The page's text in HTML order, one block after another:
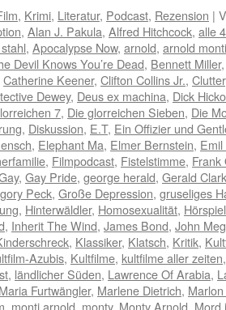
, Krimi, Literatur, Podcast, Rezension |
, Alan J. Pakula, Alfred Hitchcock, alle
, Apocalypse Now, arnold, arnold monti
Devil Knows You’re Dead, Bennett Miller
Catherine Keener, Clifton Collins Jr., Clutter
Dewey, Deus ex machina, Dick
7, Die glorreichen Sieben, Die
, Diskussion, E.T, Ein Offizier und
, Elephant Ma, Elmer Bernstein,
, Filmpodcast, Fistelstimme, Frank
, Gay Pride, george herald, Gerald
Peck, Große Depression, gruseliges
, Hinterwäldler, Homosexualität, Hörspiel
, Inherit The Wind, James Bond, John
, Klassiker, Klatsch, Kritik,
Azubis, Kultfilme, kultfilme aller zeiten
, ländlicher Süden, Lawrence Of Arabia,
Maria Furtwängler, Marlene Dietrich,
, monti arnold, monty, Monty Arnold, Mord